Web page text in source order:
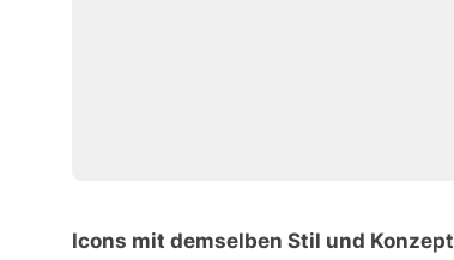
Icons mit demselben Stil und Konzept